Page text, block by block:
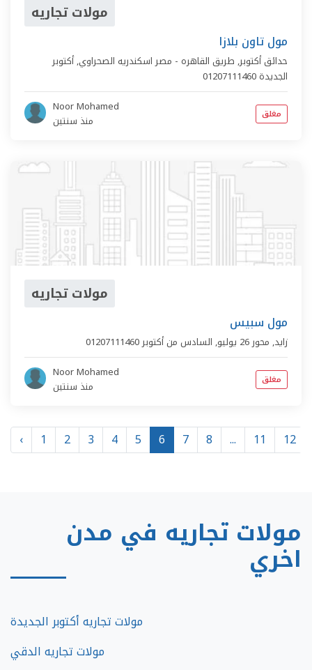
مولات تجاريه
مول تاون بلازا
حدائق أكتوبر, طريق القاهره - مصر اسكندريه الصحراوي,أكتوبر
الجديدة
Noor Mohamed
منذ سنتين
مغلق
مولات تجاريه
مول سبيس
زايد, محور 26 يوليو , السادس من أكتوبر01207111460
Noor Mohamed
منذ سنتين
مغلق
‹ 1 2 3 4 5 6 7 8 ... 11 12
مولات تجاريه في مدن
اخري
مولات تجاريه أكتوبر الجديدة
مولات تجاريه الدقي